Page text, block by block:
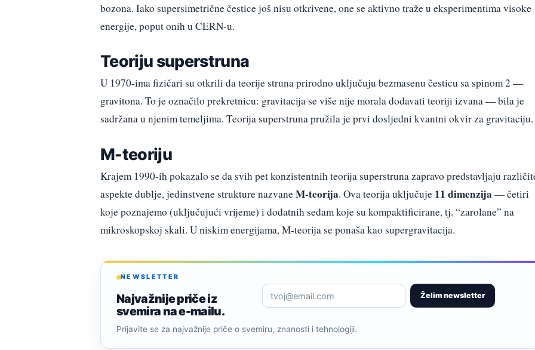
bozona. Iako supersimetrične čestice još nisu otkrivene, one se aktivno traže u eksperimentima visoke
energije, poput onih u CERN-u.
Teoriju superstruna
U 1970-ima fizičari su otkrili da teorije struna prirodno uključuju bezmasenu česticu sa spinom 2 —
gravitona. To je označilo prekretnicu: gravitacija se više nije morala dodavati teoriji izvana — bila je
sadržana u njenim temeljima. Teorija superstruna pružila je prvi dosljedni kvantni okvir za gravitaciju.
M-teoriju
Krajem 1990-ih pokazalo se da svih pet konzistentnih teorija superstruna zapravo predstavljaju
aspekte dublje, jedinstvene strukture nazvaneM-teorija. Ova teorija uključuje 11 dimenzija — četiri
koje poznajemo (uključujući vrijeme) i dodatnih sedam koje su kompaktificirane, tj. “zarolane” na
mikroskopskoj skali. U niskim energijama, M-teorija se ponaša kao supergravitacija.
NEWSLETTER
Najvažnije priče iz
svemira na e-mailu.
Želim newsletter
Prijavite se za najvažnije priče o svemiru, znanosti i tehnologiji.